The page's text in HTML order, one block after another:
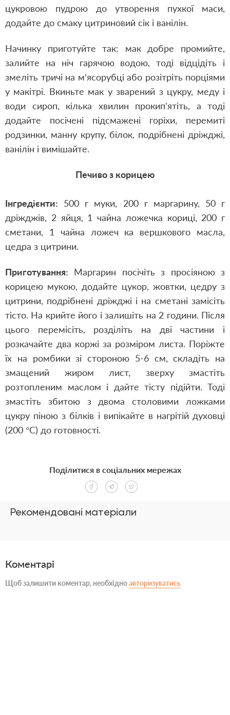
цукровою пудрою до утворення пухкої маси,
додайте до смаку цитриновий сік і ванілін.
Начинку приготуйте так: мак добре промийте,
залийте на ніч гарячою водою, тоді відцідіть і
змеліть тричі на м’ясорубці або розітріть порціями
у макітрі. Вкиньте мак у зварений з цукру, меду і
води сироп, кілька хвилин прокип’ятіть, а тоді
додайте посічені підсмажені горіхи, перемиті
родзинки, манну крупу, білок, подрібнені дріжджі,
ванілін і вимішайте.
Печиво з корицею
Інгредієнти: 500 г муки, 200 г маргарину, 50 г
дріжджів, 2 яйця, 1 чайна ложечка кориці, 200 г
сметани, 1 чайна ложеч ка вершкового масла,
цедра з цитрини.
Приготування: Маргарин посічіть з просіяною з
корицею мукою, додайте цукор, жовтки, цедру з
цитрини, подрібнені дріжджі і на сметані замісіть
тісто. На крийте його і залишіть на 2 години. Після
цього перемісіть, розділіть на дві частини і
розкачайте два коржі за розміром листа. Поріжте
їх на ромбики зі стороною 5-6 см, складіть на
змащений жиром лист, зверху змастіть
розтопленим маслом і дайте тісту підійти. Тоді
змастіть збитою з двома столовими ложками
цукру піною з білків і випікайте в нагрітій духовці
(200 °С) до готовності.
Рекомендовані матеріали
Поділитися в соціальних мережах
Коментарі
Щоб залишити коментар, необхідноавторизуватись